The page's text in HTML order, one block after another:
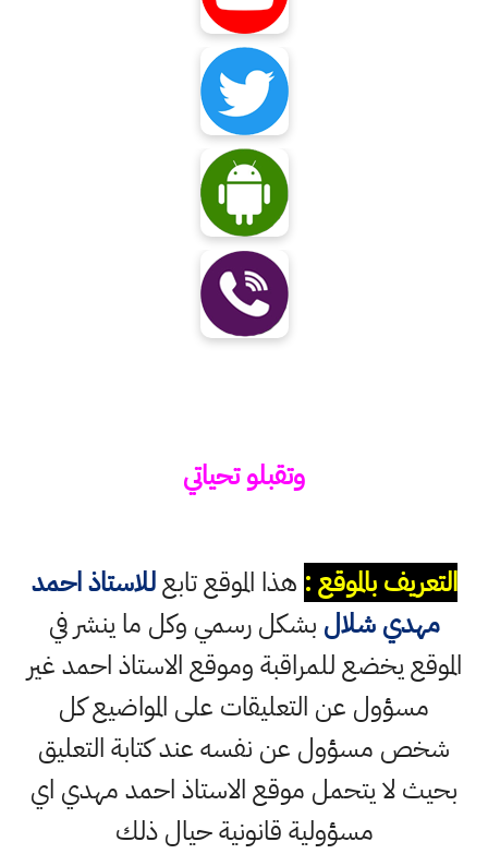
وتقبلو تحياتي
التعريف بالموقع : هذا الموقع تابعللاستاذ احمد
مهدي شلال بشكل رسمي وكل ما ينشر في
الموقع يخضع للمراقبة وموقع الاستاذ احمد غير
مسؤول عن التعليقات على المواضيع كل
شخص مسؤول عن نفسه عند كتابة التعليق
بحيث لا يتحمل موقع الاستاذ احمد مهدي اي
مسؤولية قانونية حيال ذلك